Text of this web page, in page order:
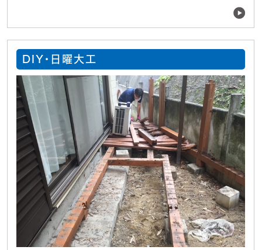
DIY・日曜大工